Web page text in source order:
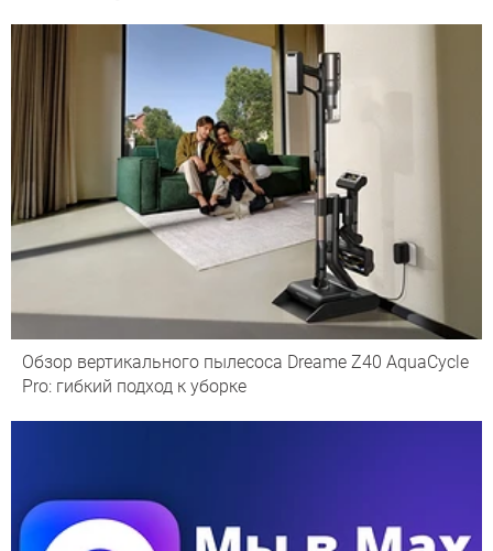
Обзор вертикального пылесоса Dreame Z40 AquaCycle
Pro: гибкий подход к уборке